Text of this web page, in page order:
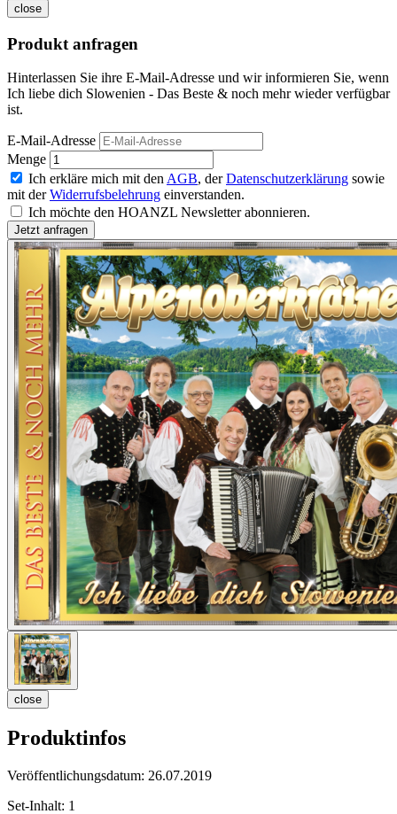
close
Produkt anfragen
Hinterlassen Sie ihre E-Mail-Adresse und wir informieren Sie, wenn
Ich liebe dich Slowenien - Das Beste & noch mehr wieder verfügbar
ist.
E-Mail-Adresse
Menge
Ich erkläre mich mit den AGB, derDatenschutzerklärung sowie
mit derWiderrufsbelehrung einverstanden.
Ich möchte den HOANZL Newsletter abonnieren.
close
Produktinfos
Veröffentlichungsdatum: 26.07.2019
Set-Inhalt: 1